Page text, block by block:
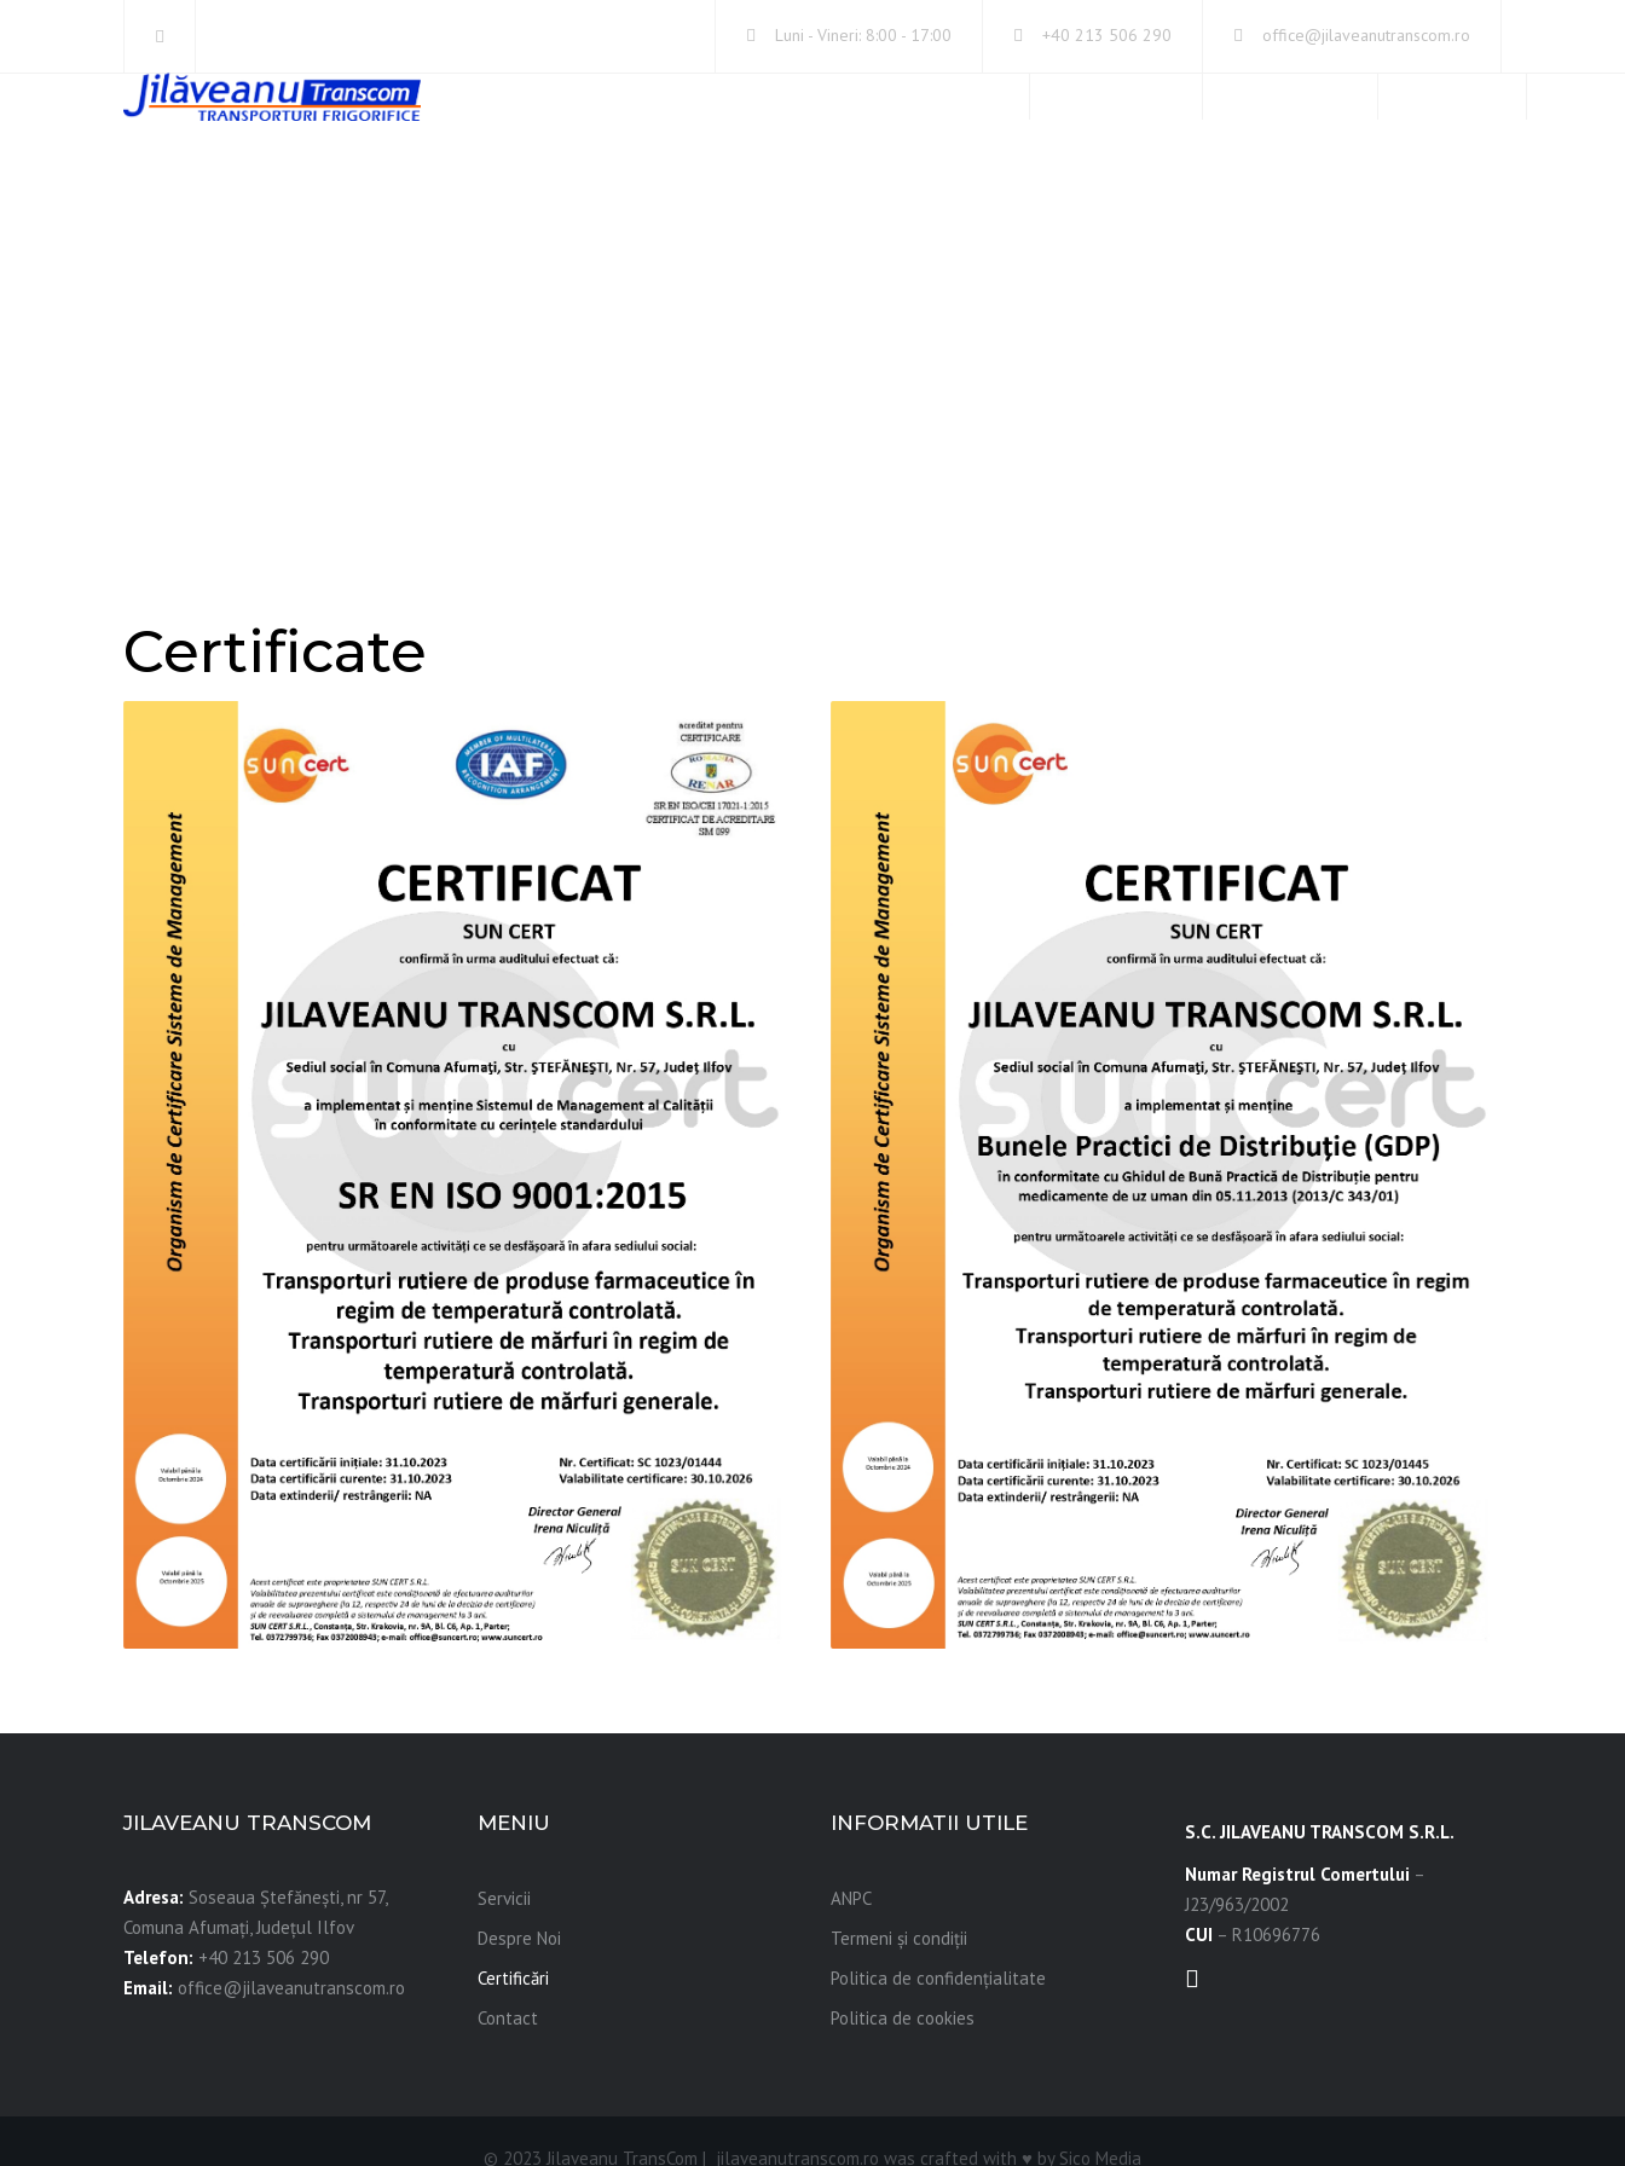
Luni - Vineri: 8:00 - 17:00 +40 213 506 290 office@jilaveanutranscom.ro
Certificate
JILAVEANU TRANSCOM
Adresa: Soseaua Ștefănești, nr 57,
Comuna Afumați, Județul Ilfov
Telefon: +40 213 506 290
Email: office@jilaveanutranscom.ro
MENIU
Servicii
Despre Noi
Certificări
Contact
INFORMATII UTILE
ANPC
Termeni și condiții
Politica de confidențialitate
Politica de cookies
S.C. JILAVEANU TRANSCOM S.R.L.
Numar Registrul Comertului –
J23/963/2002
CUI – R10696776
© 2023 Jilaveanu TransCom | jilaveanutranscom.ro was crafted with ♥ by Sico Media